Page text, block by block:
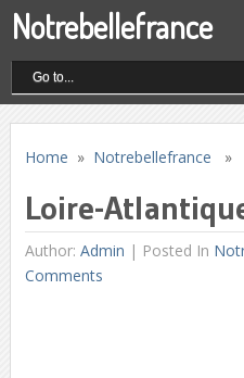
Notrebellefrance
Home » Notrebellefrance »
Loire-
Author: Admin | Posted In
Comments